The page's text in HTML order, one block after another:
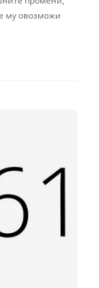
му овозможи